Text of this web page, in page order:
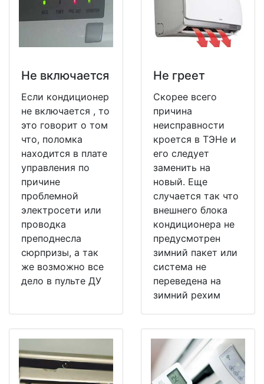
Не включается
Если кондиционер
не включается , то
это говорит о том
что, поломка
находится в плате
управления по
причине
проблемной
электросети или
проводка
преподнесла
сюрпризы, а так
же возможно все
дело в пульте ДУ
Не греет
Скорее всего
причина
неисправности
кроется в ТЭНе и
его следует
заменить на
новый. Еще
случается так что
внешнего блока
кондиционера не
предусмотрен
зимний пакет или
система не
переведена на
зимний рехим